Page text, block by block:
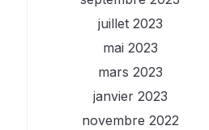
juillet 2023
mai 2023
mars 2023
janvier 2023
novembre 2022